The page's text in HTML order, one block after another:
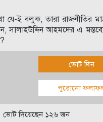
যে-ই বলুক, তারা রাজনীতির
সালাহউদ্দিন আহমদের এ
ভোট দিন
পুরোনো
ভোট দিয়েছেন ১২৬ জন